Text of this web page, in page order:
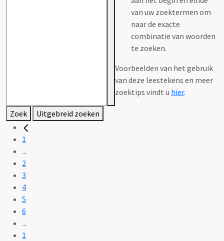
van uw zoektermen om
naar de exacte
combinatie van woorden
te zoeken.
Voorbeelden van het gebruik
van deze leestekens en meer
zoektips vindt u hier.
Zoek Uitgebreid zoeken
1
...
2
3
4
5
6
...
1